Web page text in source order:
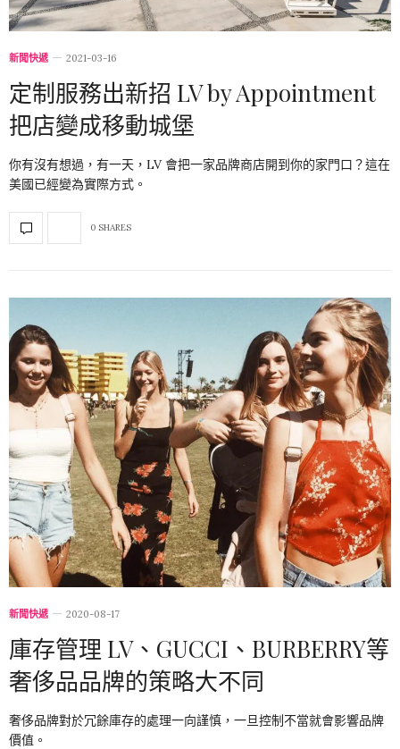
新聞快遞 2021-03-16
定制服務出新招 LV by Appointment
把店變成移動城堡
你有沒有想過，有一天，LV 會把一家品牌商店開到你的家門口？這在
美國已經變為實際方式。
0 SHARES
新聞快遞 2020-08-17
庫存管理 LV、GUCCI、BURBERRY等
奢侈品品牌的策略大不同
奢侈品牌對於冗餘庫存的處理一向謹慎，一旦控制不當就會影響品牌
價值。